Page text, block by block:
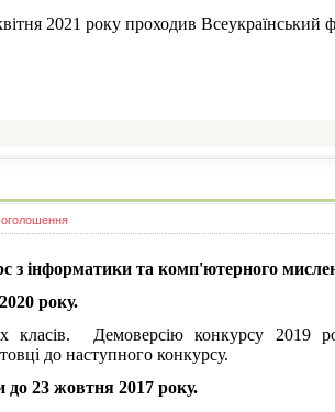
2021 року проходив Всеукраїнський
з інформатики та комп'ютерного
року.
х класів. Демоверсію конкурсу
до наступного конкурсу.
до 23 жовтня 2017 року.